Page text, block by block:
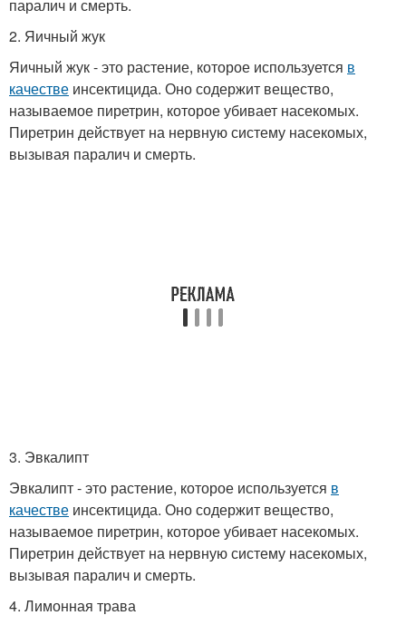
паралич и смерть.
2. Яичный жук
Яичный жук - это растение, которое используется в
качестве инсектицида. Оно содержит вещество,
называемое пиретрин, которое убивает насекомых.
Пиретрин действует на нервную систему насекомых,
вызывая паралич и смерть.
3. Эвкалипт
Эвкалипт - это растение, которое используется в
качестве инсектицида. Оно содержит вещество,
называемое пиретрин, которое убивает насекомых.
Пиретрин действует на нервную систему насекомых,
вызывая паралич и смерть.
4. Лимонная трава